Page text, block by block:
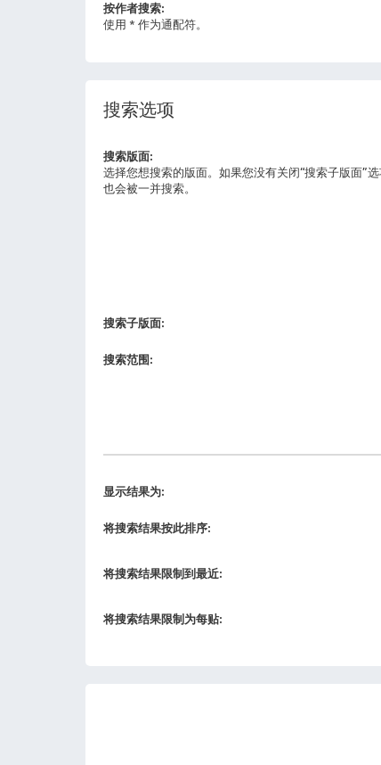
按作者搜索:
使用 * 作为通配符。
搜索选项
搜索版面:
选择您想搜索的版面。如果您没有关闭“搜索子版面”
也会被一并搜索。
搜索子版面:
搜索范围:
显示结果为:
将搜索结果按此排序:
将搜索结果限制到最近:
将搜索结果限制为每贴: